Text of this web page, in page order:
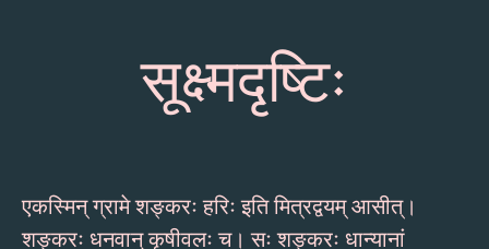
सूक्ष्मदृष्टिः
एकस्मिन् ग्रामे शङ्करः हरिः इति मित्रद्वयम् आसीत्।
शङ्करः धनवान् कृषीवलः च। सः शङ्करः धान्यानां